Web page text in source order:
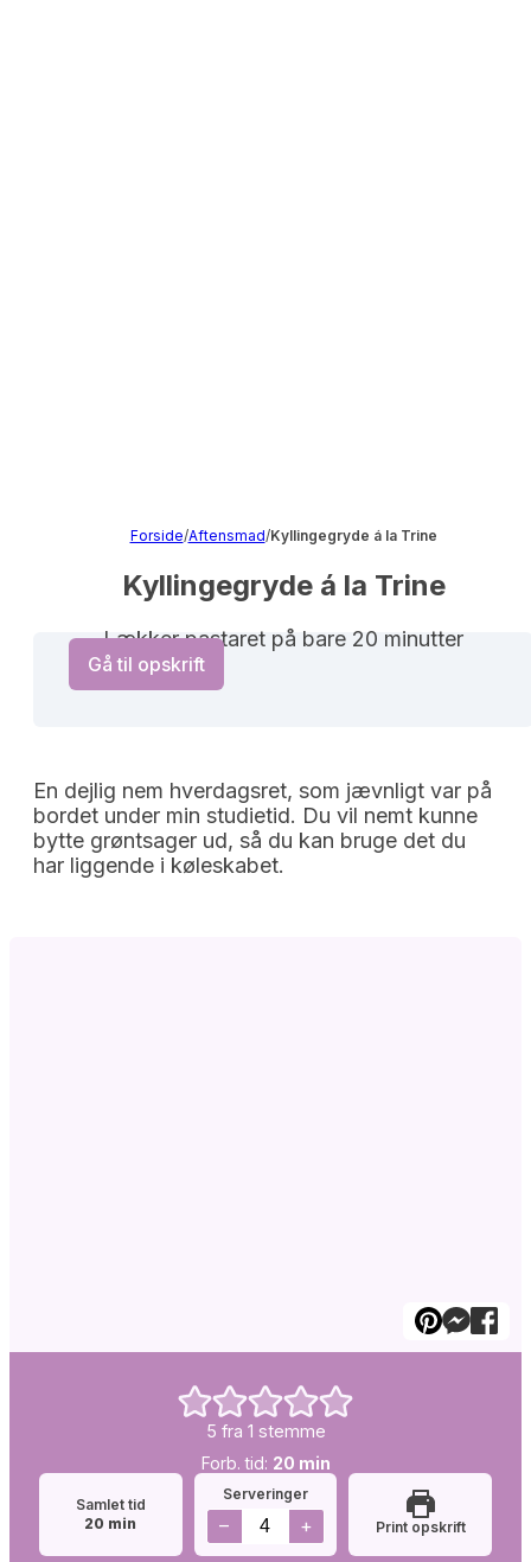
Forside/Aftensmad/Kyllingegryde á la Trine
Kyllingegryde á la Trine
Lækker pastaret på bare 20 minutter
Gå til opskrift
En dejlig nem hverdagsret, som jævnligt var på
bordet under min studietid. Du vil nemt kunne
bytte grøntsager ud, så du kan bruge det du
har liggende i køleskabet.
5 fra 1 stemme
Forb.
Forb. tid: 20minutter
min
Samlet tid
20 minutter
min
Serveringer
– + Print opskrift